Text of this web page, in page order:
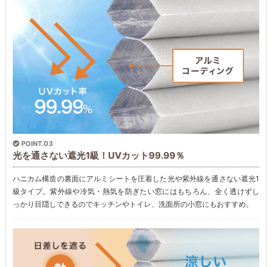
POINT.03
光を通さない遮光1級！UVカット99.99％
ハニカム構造の裏面にアルミシートを圧着した光や紫外線を通さない遮光1
級タイプ。紫外線や冷気・熱気を防ぎたい窓にはもちろん、全く透けずし
っかり目隠しできるのでキッチンやトイレ、洗面所の小窓にもおすすめ。